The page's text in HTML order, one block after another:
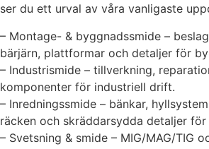
ser du ett urval av våra vanligaste
– Montage- & byggnadssmide –
bärjärn, plattformar och detaljer för
– Industrismide – tillverkning,
komponenter för industriell drift.
– Inredningssmide – bänkar,
räcken och skräddarsydda detaljer
– Svetsning & smide – MIG/MAG/TIG